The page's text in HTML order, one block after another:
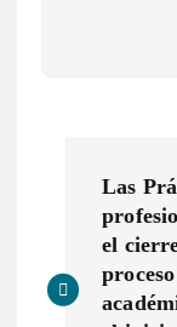
v
Las
el
proceso